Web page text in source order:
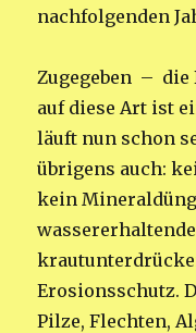
nachfolgenden
Zugegeben – die
auf diese Art ist
läuft nun schon
übrigens auch:
kein
Erosionsschutz.
Pilze, Flechten,